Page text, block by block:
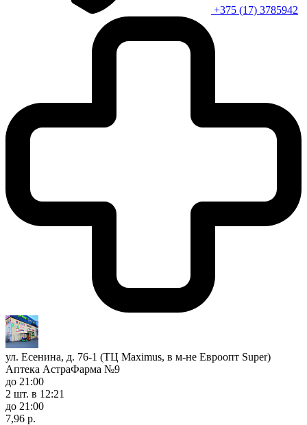
+375 (17) 3785942
ул. Есенина, д. 76-1 (ТЦ Maximus, в м-не Евроопт Super)
Аптека АстраФарма №9
до 21:00
2 шт. в 12:21
до 21:00
7,96 р.